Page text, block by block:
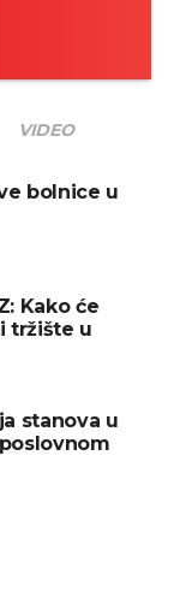
VIDEO
bolnice u
Kako će
tržište u
stanova u